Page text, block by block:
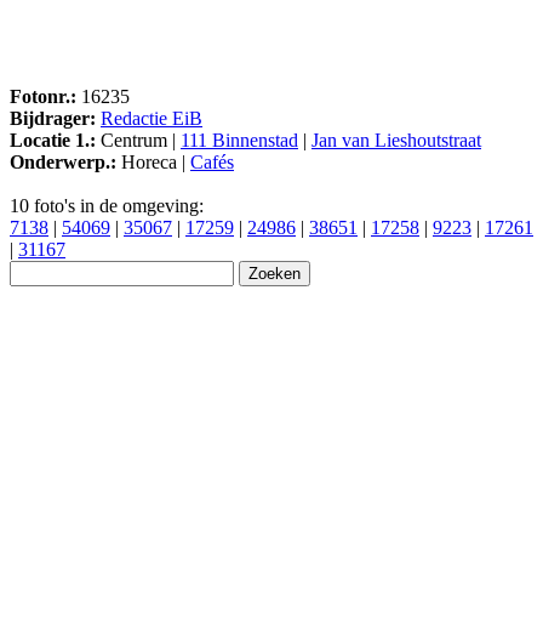
Fotonr.: 16235
Bijdrager: Redactie EiB
Locatie 1.: Centrum | 111 Binnenstad | Jan van Lieshoutstraat
Onderwerp.: Horeca | Cafés
10 foto's in de omgeving:
7138 | 54069 | 35067 | 17259 | 24986 | 38651 | 17258 | 9223 | 17261
| 31167